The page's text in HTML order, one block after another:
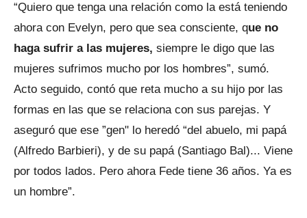
“Quiero que tenga una relación como la está teniendo
ahora con Evelyn, pero que sea consciente, que no
haga sufrir a las mujeres, siempre le digo que las
mujeres sufrimos mucho por los hombres”, sumó.
Acto seguido, contó que reta mucho a su hijo por las
formas en las que se relaciona con sus parejas. Y
aseguró que ese ”gen" lo heredó “del abuelo, mi papá
(Alfredo Barbieri), y de su papá (Santiago Bal)... Viene
por todos lados. Pero ahora Fede tiene 36 años. Ya es
un hombre”.